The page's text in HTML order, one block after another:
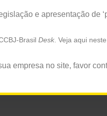
e apresentação de
Brasil Desk . Veja aqui
empresa no site, favor